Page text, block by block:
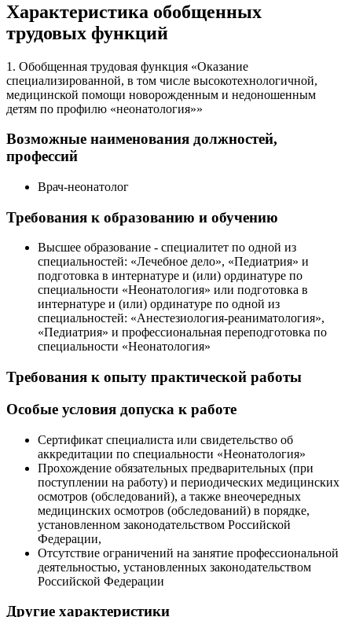
Характеристика обобщенных
трудовых функций
1. Обобщенная трудовая функция «Оказание
специализированной, в том числе высокотехнологичной,
медицинской помощи новорожденным и недоношенным
детям по профилю «неонатология»»
Возможные наименования должностей,
профессий
Врач-неонатолог
Требования к образованию и обучению
Высшее образование - специалитет по одной из
специальностей: «Лечебное дело», «Педиатрия» и
подготовка в интернатуре и (или) ординатуре по
специальности «Неонатология» или подготовка в
интернатуре и (или) ординатуре по одной из
специальностей: «Анестезиология-реаниматология»,
«Педиатрия» и профессиональная переподготовка по
специальности «Неонатология»
Требования к опыту практической работы
Особые условия допуска к работе
Сертификат специалиста или свидетельство об
аккредитации по специальности «Неонатология»
Прохождение обязательных предварительных (при
поступлении на работу) и периодических медицинских
осмотров (обследований), а также внеочередных
медицинских осмотров (обследований) в порядке,
установленном законодательством Российской
Федерации,
Отсутствие ограничений на занятие профессиональной
деятельностью, установленных законодательством
Российской Федерации
Другие характеристики